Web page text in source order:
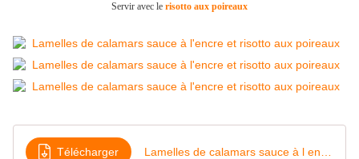
Servir avec le risotto aux poireaux
Télécharger